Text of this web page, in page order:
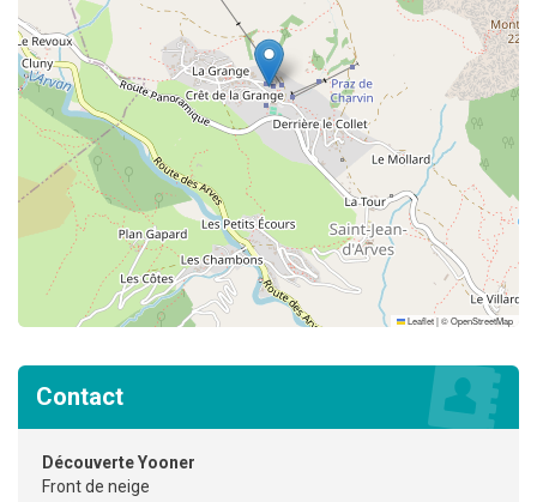
Leaflet|©OpenStreetMap
Contact
Découverte Yooner
Front de neige